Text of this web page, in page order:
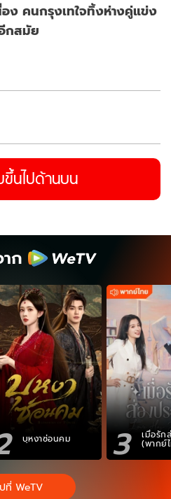
ง คนกรุงเทใจทิ้งห่างคู่แข่ง
กสมัย
ขึ้นไปด้านบน
ก
บุหงาซ่อนคม 3 เมื่อรัก
(พากย์
ที่ WeTV